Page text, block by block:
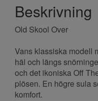
Beskrivning
Old Skool Over
Vans klassiska modell
häl och längs
och det ikoniska Off
plösen. En högre sula
komfort.